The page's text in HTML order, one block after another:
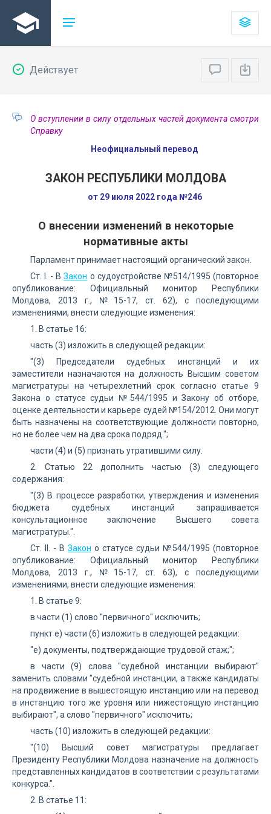
Действует
О вступлении в силу отдельных частей документа смотри
Справку
Неофициальный перевод
ЗАКОН РЕСПУБЛИКИ МОЛДОВА
от 29 июля 2022 года №246
О внесении изменений в некоторые
нормативные акты
Парламент принимает настоящий органический закон.
Ст. I. - ВЗакон о судоустройстве №514/1995 (повторное
опубликование: Официальный монитор Республики
Молдова, 2013 г., №15-17, ст. 62), с последующими
изменениями, внести следующие изменения:
1. В статье 16:
часть (3) изложить в следующей редакции:
"(3) Председатели судебных инстанций и их
заместители назначаются на должность Высшим советом
магистратуры на четырехлетний срок согласно статье 9
Закона о статусе судьи №544/1995 и Закону об отборе,
оценке деятельности и карьере судей №154/2012. Они могут
быть назначены на соответствующие должности повторно,
но не более чем на два срока подряд.";
части (4) и (5) признать утратившими силу.
2. Статью 22 дополнить частью (3) следующего
содержания:
"(3) В процессе разработки, утверждения и изменения
бюджета судебных инстанций запрашивается
консультационное заключение Высшего совета
магистратуры.".
Ст. II. - В Закон о статусе судьи №544/1995 (повторное
опубликование: Официальный монитор Республики
Молдова, 2013 г., №15-17, ст. 63), с последующими
изменениями, внести следующие изменения:
1. В статье 9:
в части (1) слово "первичного" исключить;
пункт е) части (6) изложить в следующей редакции:
"e) документы, подтверждающие трудовой стаж;";
в части (9) слова "судебной инстанции выбирают"
заменить словами "судебной инстанции, а также кандидаты
на продвижение в вышестоящую инстанцию или на перевод
в инстанцию того же уровня или нижестоящую инстанцию
выбирают", а слово "первичного" исключить;
часть (10) изложить в следующей редакции:
"(10) Высший совет магистратуры предлагает
Президенту Республики Молдова назначение на должность
представленных кандидатов в соответствии с результатами
конкурса.".
2. В статье 11: